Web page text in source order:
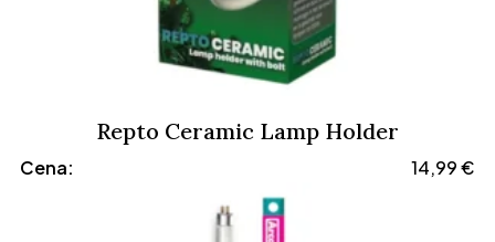
Repto Ceramic Lamp Holder
Cena: 14,99€